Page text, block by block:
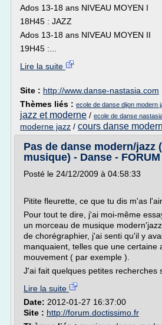
Ados 13-18 ans NIVEAU MOYEN I
18H45 : JAZZ
Ados 13-18 ans NIVEAU MOYEN II
19H45 :...
Lire la suite
Site : http://www.danse-nastasia.com
Thèmes liés : ecole de danse dijon modern
jazz et moderne / ecole de danse
moderne jazz / cours danse
Pas de danse modern/jazz
musique) - Danse - FORUM
Posté le 24/12/2009 à 04:58:33
Pitite fleurette, ce que tu dis m'as
Pour tout te dire, j'ai moi-même
un morceau de musique
de chorégraphier, j'ai senti qu'il y
manquaient, telles que une certaine
mouvement ( par exemple ).
J'ai fait quelques petites recherches
Lire la suite
Date: 2012-01-27 16:37:00
Site : http://forum.doctissimo.fr